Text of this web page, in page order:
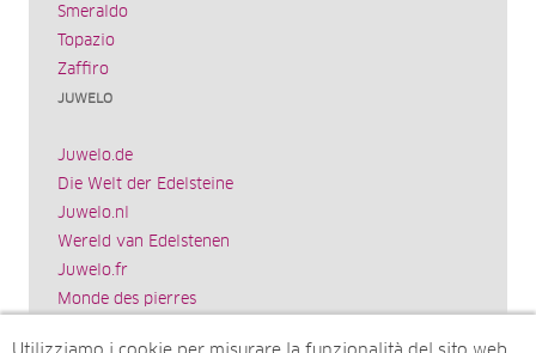
Smeraldo
Topazio
Zaffiro
JUWELO
Juwelo.de
Die Welt der Edelsteine
Juwelo.nl
Wereld van Edelstenen
Juwelo.fr
Monde des pierres